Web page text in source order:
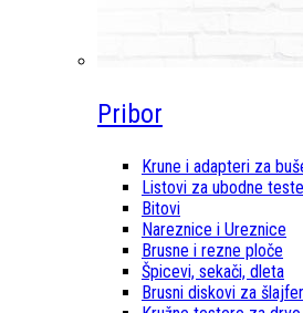
Pribor
Krune i adapteri za
Listovi za ubodne
Bitovi
Nareznice i Ureznice
Brusne i rezne ploče
Špicevi, sekači, dleta
Brusni diskovi za